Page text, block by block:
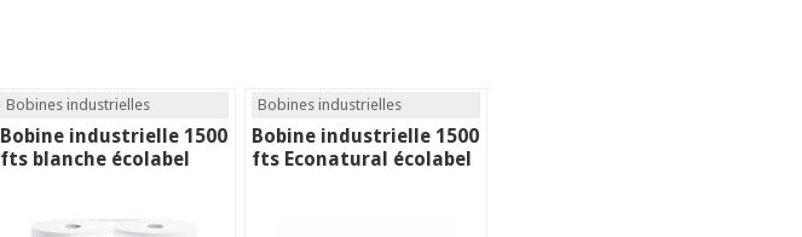
Bobines industrielles
Bobine industrielle 1500
fts blanche écolabel
Bobines industrielles
Bobine industrielle 1500
fts Econatural écolabel